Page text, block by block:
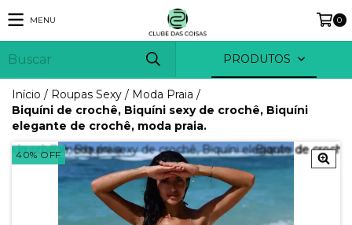
MENU 0
PRODUTOS
Início / Roupas Sexy / Moda Praia /
Biquíni de crochê, Biquíni sexy de crochê, Biquíni
elegante de crochê, moda praia.
40% OFF